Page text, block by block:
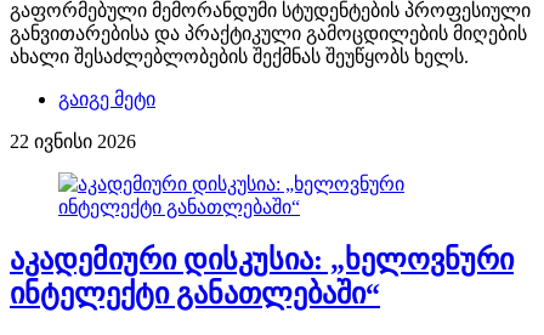
გაფორმებული მემორანდუმი სტუდენტების პროფესიული
განვითარებისა და პრაქტიკული გამოცდილების მიღების
ახალი შესაძლებლობების შექმნას შეუწყობს ხელს.
გაიგე მეტი
22 ივნისი 2026
აკადემიური დისკუსია: „ხელოვნური
ინტელექტი განათლებაში“